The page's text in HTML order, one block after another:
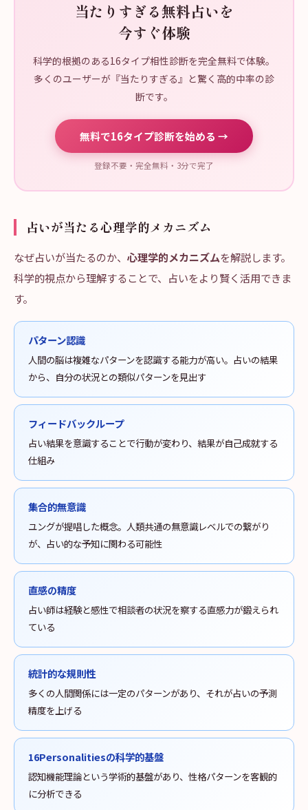
当たりすぎる無料占いを
今すぐ体験
科学的根拠のある16タイプ相性診断を完全無料で体験。
多くのユーザーが『当たりすぎる』と驚く高的中率の診
断です。
無料で16タイプ診断を始める →
登録不要・完全無料・3分で完了
占いが当たる心理学的メカニズム
なぜ占いが当たるのか、 心理学的メカニズムを解説します。
科学的視点から理解することで、占いをより賢く活用できま
す。
パターン認識
人間の脳は複雑なパターンを認識する能力が高い。占いの結果
から、自分の状況との類似パターンを見出す
フィードバックループ
占い結果を意識することで行動が変わり、結果が自己成就する
仕組み
集合的無意識
ユングが提唱した概念。人類共通の無意識レベルでの繋がり
が、占い的な予知に関わる可能性
直感の精度
占い師は経験と感性で相談者の状況を察する直感力が鍛えられ
ている
統計的な規則性
多くの人間関係には一定のパターンがあり、それが占いの予測
精度を上げる
16Personalitiesの科学的基盤
認知機能理論という学術的基盤があり、性格パターンを客観的
に分析できる